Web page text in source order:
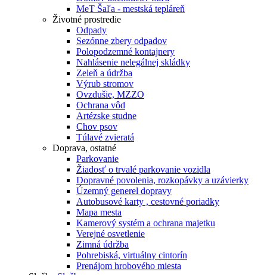
MeT Šaľa - mestská tepláreň
Životné prostredie
Odpady
Sezónne zbery odpadov
Polopodzemné kontajnery
Nahlásenie nelegálnej skládky
Zeleň a údržba
Výrub stromov
Ovzdušie, MZZO
Ochrana vôd
Artézske studne
Chov psov
Túlavé zvieratá
Doprava, ostatné
Parkovanie
Žiadosť o trvalé parkovanie vozidla
Dopravné povolenia, rozkopávky a uzávierky
Územný generel dopravy
Autobusové karty , cestovné poriadky
Mapa mesta
Kamerový systém a ochrana majetku
Verejné osvetlenie
Zimná údržba
Pohrebiská, virtuálny cintorín
Prenájom hrobového miesta